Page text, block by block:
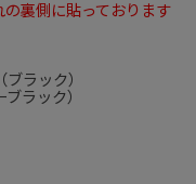
裏側に貼っております
ラック）
ラック）